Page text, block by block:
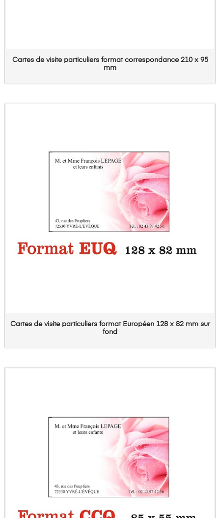
Cartes de visite particuliers format correspondance 210 x 95
mm
Cartes de visite particuliers format Européen 128 x 82 mm sur
fond